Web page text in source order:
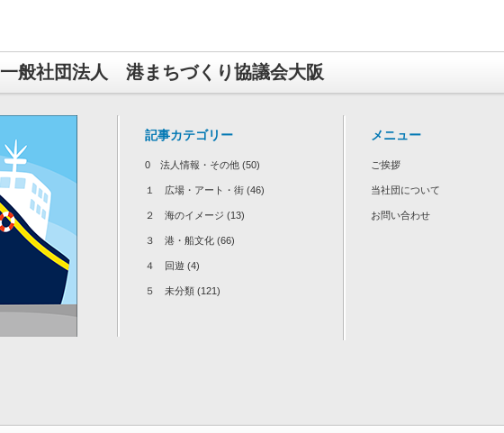
一般社団法人 港まちづくり協議会大阪
記事カテゴリー
0 法人情報・その他 (50)
１ 広場・アート・街 (46)
２ 海のイメージ (13)
３ 港・船文化 (66)
４ 回遊 (4)
５ 未分類 (121)
メニュー
ご挨拶
当社団について
お問い合わせ